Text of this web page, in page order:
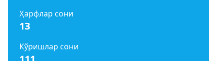
Ҳарфлар сони
13
Кўришлар сони